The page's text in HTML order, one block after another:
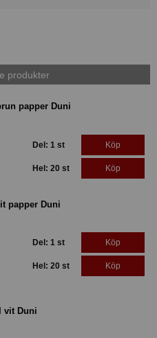
produkter
papper Duni
Del: 1 st Köp
Hel: 20 st Köp
papper Duni
Del: 1 st Köp
Hel: 20 st Köp
vit Duni